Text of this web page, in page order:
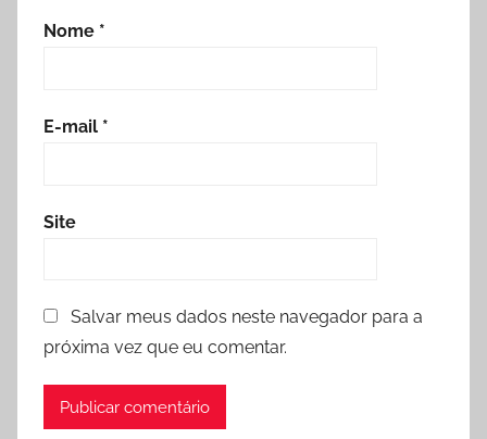
Nome *
E-mail *
Site
Salvar meus dados neste navegador para a
próxima vez que eu comentar.